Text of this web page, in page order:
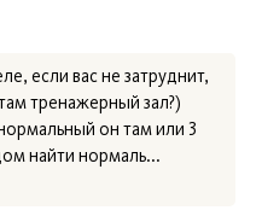
если вас не затруднит,
тренажерный зал?)
он там или 3
найти нормаль...